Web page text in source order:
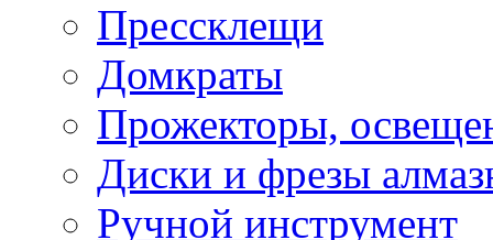
Прессклещи
Домкраты
Прожекторы,
Диски и фрезы
Ручной инструмент